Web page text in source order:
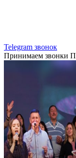
Telegram звонок
Принимаем звонки